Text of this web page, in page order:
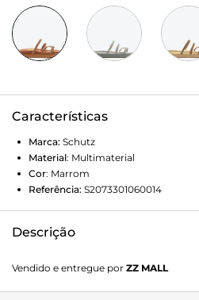
Características
Marca: Schutz
Material: Multimaterial
Cor: Marrom
Referência: S2073301060014
Descrição
tiras no cabedal. O tom de
sofisticação, tornando-a a
Vendido e entregue por ZZ MALL